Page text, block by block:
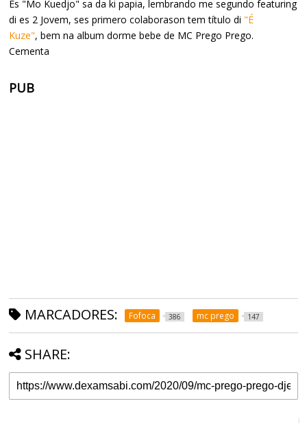
Es "Mo Kuedjo" sa da ki papia, lembrando me segundo featuring
di es 2 Jovem, ses primero colaborason tem título di "É
Kuze", bem na album dorme bebe de MC Prego Prego.
Cementa
PUB
MARCADORES: Fofoca 386 mc prego 147
SHARE: